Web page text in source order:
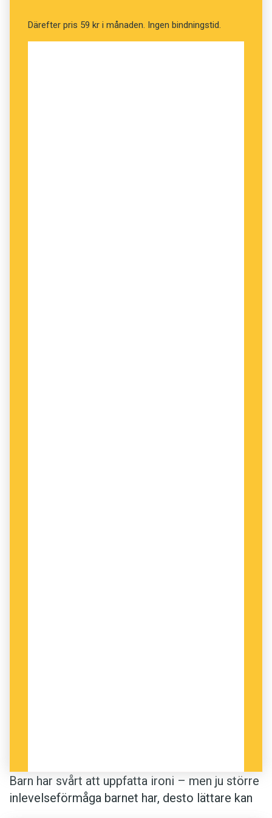
Därefter pris 59 kr i månaden. Ingen bindningstid.
Barn har svårt att uppfatta ironi – men ju större
inlevelseförmåga barnet har, desto lättare kan